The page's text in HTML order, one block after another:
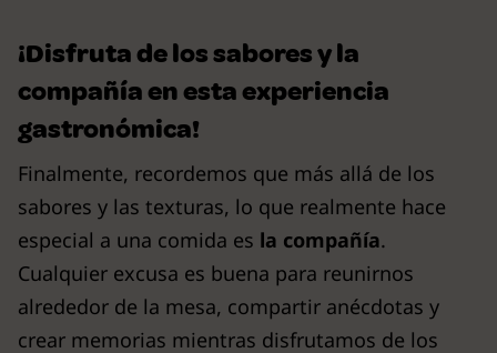
¡Disfruta de los sabores y la
compañía en esta experiencia
gastronómica!
Finalmente, recordemos que más allá de los
sabores y las texturas, lo que realmente hace
especial a una comida es la compañía.
Cualquier excusa es buena para reunirnos
alrededor de la mesa, compartir anécdotas y
crear memorias mientras disfrutamos de los